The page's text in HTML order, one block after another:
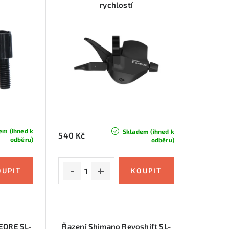
(ihned k
odběru)
rychlostí
Skladem (ihned k
odběru)
540 Kč
SL-
Řazení Shimano Revoshift SL-